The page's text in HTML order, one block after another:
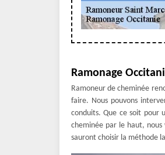
Ramonage
Ramoneur de cheminée
faire. Nous pouvons
conduits. Que ce soit pour
cheminée par le haut, nous
sauront choisir la méthode